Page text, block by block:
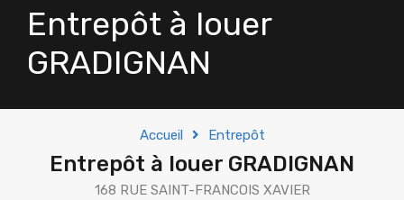
Entrepôt à louer
GRADIGNAN
Accueil Entrepôt
Entrepôt à louer GRADIGNAN
168 RUE SAINT-FRANCOIS XAVIER